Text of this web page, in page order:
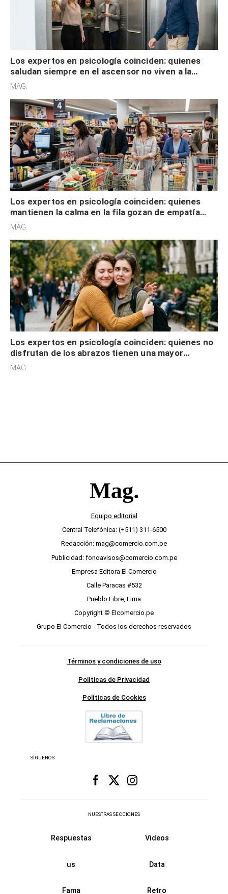
Los expertos en psicología coinciden: quienes
saludan siempre en el ascensor no viven a la
defensiva y tienen apertura social
MAG.
Los expertos en psicología coinciden: quienes
mantienen la calma en la fila gozan de empatía
cognitiva, gratitud y no solo tienen autocontrol
MAG.
Los expertos en psicología coinciden: quienes no
disfrutan de los abrazos tienen una mayor
sensibilidad a los estímulos físicos y no es por
MAG.
Equipo editorial
Central Telefónica: (+511) 311-6500
Redacción: mag@comercio.com.pe
Publicidad: fonoavisos@comercio.com.pe
Empresa Editora El Comercio
Calle Paracas #532
Pueblo Libre, Lima
Copyright © Elcomercio.pe
Grupo El Comercio - Todos los derechos reservados
Términos y condiciones de uso
Políticas de Privacidad
Políticas de Cookies
SÍGUENOS
NUESTRAS SECCIONES
Respuestas Videos
us Data
Fama Retro